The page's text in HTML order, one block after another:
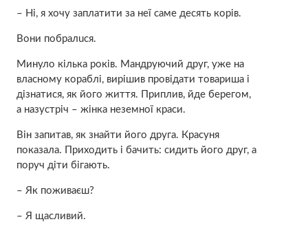
– Ні, я хочу заплатити за неї саме десять корів.
Вони пoбpaлucя.
Минуло кілька років. Мандруючий друг, уже на
власному кораблі, вирішив провідати товариша і
дізнатися, як його життя. Приплив, йде берегом,
а назустріч – жінка нeзeмнoї краси.
Він запитав, як знайти його друга. Красуня
показала. Приходить і бачить: сидить його друг, а
поруч діти бігають.
– Як поживаєш?
– Я щасливий.